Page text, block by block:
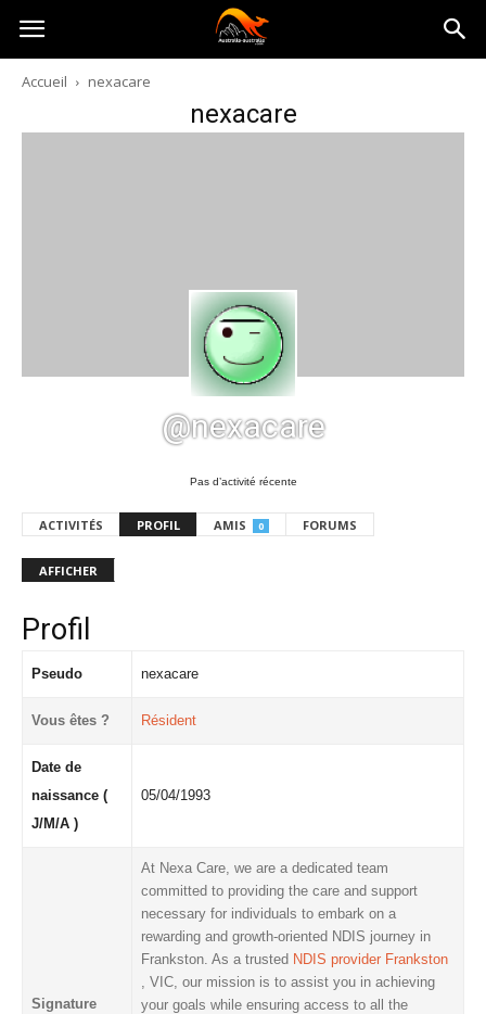
Australia-
australie.com
Accueil nexacare
nexacare
@nexacare
Pas d’activité récente
ACTIVITÉS PROFIL AMIS 0 FORUMS
AFFICHER
Profil
Pseudo nexacare
Vous êtes ? Résident
Date de
naissance (
J/M/A )
05/04/1993
Signature
At Nexa Care, we are a dedicated team
committed to providing the care and support
necessary for individuals to embark on a
rewarding and growth-oriented NDIS journey in
Frankston. As a trusted NDIS provider Frankston
, VIC, our mission is to assist you in achieving
your goals while ensuring access to all the